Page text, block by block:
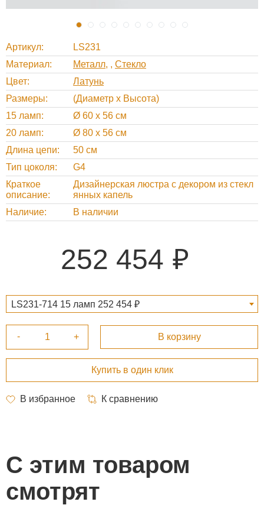
Артикул
LS231
Материал
Металл , Стекло
Цвет
Латунь
Размеры
(Диаметр х Высота)
15 ламп
Ø 60 х 56 см
20 ламп
Ø 80 х 56 см
Длина цепи
50 см
Тип цоколя
G4
Краткое
описание
Дизайнерская люстра с декором из стекл
янных капель
Наличие
В наличии
252 454
LS231-714 15 ламп 252 454 ₽
С этим товаром
смотрят